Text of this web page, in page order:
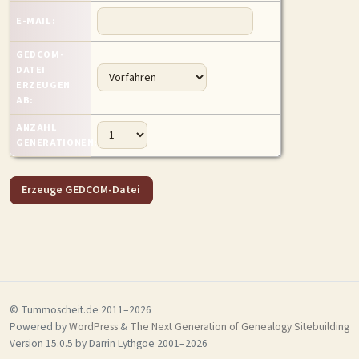
MITMACHEN
Personen-Suche Familien-Suche Gesucht-Most wanted!
Lesezeichen Personendaten Senden
Benutzer-Login beantragen Forum
SPRACHE / LANGUAGE
Deutsch English
E-MAIL:
GEDCOM-
DATEI
ERZEUGEN
AB:
ANZAHL
GENERATIONEN:
© Tummoscheit.de 2011–2026
Powered byWordPress & The Next Generation of Genealogy Sitebuilding
Version 15.0.5 by Darrin Lythgoe 2001–2026